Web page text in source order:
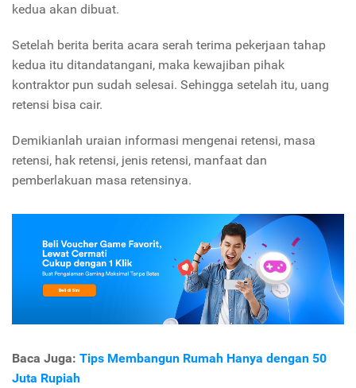
kedua akan dibuat.
Setelah berita berita acara serah terima pekerjaan tahap
kedua itu ditandatangani, maka kewajiban pihak
kontraktor pun sudah selesai. Sehingga setelah itu, uang
retensi bisa cair.
Demikianlah uraian informasi mengenai retensi, masa
retensi, hak retensi, jenis retensi, manfaat dan
pemberlakuan masa retensinya.
Baca Juga: Tips Membangun Rumah Hanya dengan 50
Juta Rupiah